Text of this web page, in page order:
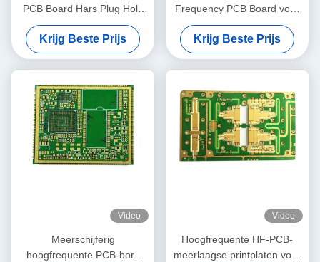
PCB Board Hars Plug Hole
Electroplating Filling
Krijg Beste Prijs
Frequency PCB Board voor
entertainmentsystemen in
auto's
Krijg Beste Prijs
Video
Meerschijferig
hoogfrequente PCB-bord
Video
Hoogfrequente HF-PCB-
meerlaagse printplaten voor